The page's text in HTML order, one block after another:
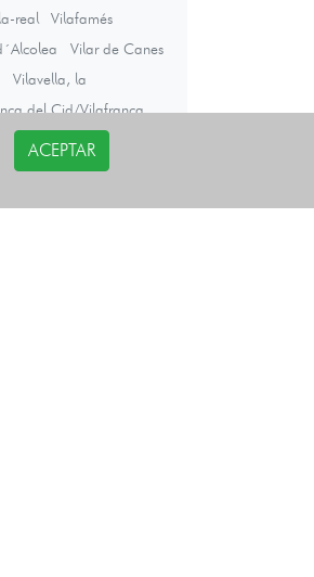
real
Vilafamés
Vilar de Canes
Vilavella, la
del Cid/Vilafranca
del Río
Villamalur
de Viver
Villores
ACEPTAR